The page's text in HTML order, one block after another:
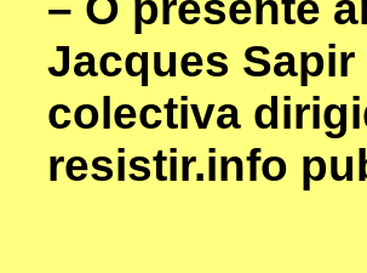
Jacques
colectiva
resistir.info